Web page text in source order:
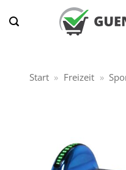
Inhalt
Start » Freizeit »